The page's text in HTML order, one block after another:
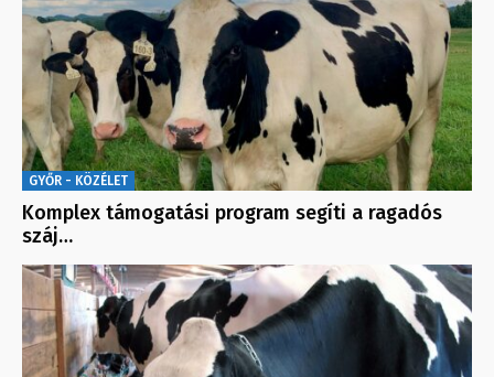
GYŐR - KÖZÉLET
Komplex támogatási program segíti a ragadós
száj…